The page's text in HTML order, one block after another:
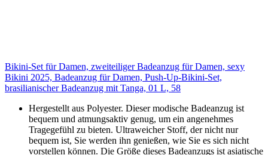
Bikini-Set für Damen, zweiteiliger Badeanzug für Damen, sexy
Bikini 2025, Badeanzug für Damen, Push-Up-Bikini-Set,
brasilianischer Badeanzug mit Tanga, 01 L, 58
Hergestellt aus Polyester. Dieser modische Badeanzug ist
bequem und atmungsaktiv genug, um ein angenehmes
Tragegefühl zu bieten. Ultraweicher Stoff, der nicht nur
bequem ist, Sie werden ihn genießen, wie Sie es sich nicht
vorstellen können. Die Größe dieses Badeanzugs ist asiatische